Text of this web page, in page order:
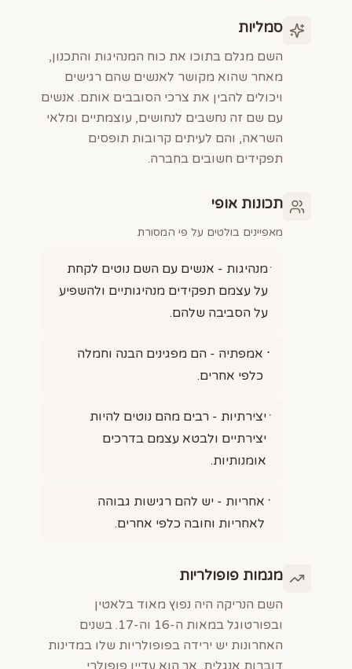
סמליות
השם מגלם בתוכו את כוח המנהיגות והתכנון,
מאחר שהוא מקושר לאנשים שהם רגישים
ויכולים להבין את צרכי הסובבים אותם. אנשים
עם שם זה נחשבים לנחושים, עוצמתיים ומלאי
השראה, והם לעיתים קרובות תופסים
תפקידים חשובים בחברה.
תכונות אופי
מאפיינים בולטים על פי המסורת
מנהיגות - אנשים עם השם נוטים לקחת
על עצמם תפקידים מנהיגותיים ולהשפיע
על הסביבה שלהם.
אמפתיה - הם מפגינים הבנה וחמלה
כלפי אחרים.
יצירתיות - רבים מהם נוטים להיות
יצירתיים ולבטא עצמם בדרכים
אומנותיות.
אחריות - יש להם רגישות גבוהה
לאחריות וחובה כלפי אחרים.
מגמות פופולריות
השם הנריקה היה נפוץ מאוד בלאטין
ובפורטוגל במאות ה-16 וה-17. בשנים
האחרונות יש ירידה בפופולריות שלו במדינות
דוברות אנגלית, אך הוא עדיין פופולרי